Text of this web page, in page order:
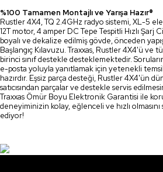
%100 Tamamen Montajlı ve Yarışa Hazır®
Rustler 4X4, TQ 2.4GHz radyo sistemi, XL-5
12T motor, 4 amper DC Tepe Tespitli Hızlı Şarj
boyalı ve dekalize edilmiş gövde, önceden
Başlangıç Kılavuzu. Traxxas, Rustler 4X4'ü ve
birinci sınıf destekle desteklemektedir.
e-posta yoluyla yanıtlamak için yetenekli
hazırdır. Eşsiz parça desteği, Rustler 4X4'ün
satıcısından parçalar ve destekle servis
Traxxas Ömür Boyu Elektronik Garantisi ile
deneyiminizin kolay, eğlenceli ve hızlı
ediyor!